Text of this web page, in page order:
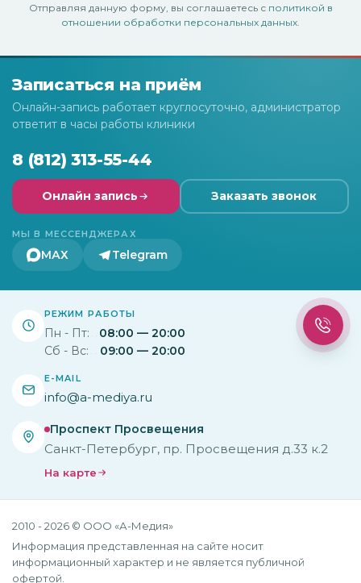
Отправляя данную форму, вы соглашаетесь с политикой в
отношении обработки персональных данных
Записаться на приём
Онлайн-запись работает круглосуточно, администратор
ответит в часы работы клиники
8 (812) 313-55-44
Онлайн запись Заказать звонок
МЫ В МЕССЕНДЖЕРАХ
МАХ Telegram
РЕЖИМ РАБОТЫ
Пн - Пт:
08:00 — 20:00
Сб - Вс:
09:00 — 20:00
E-MAIL
info@a-mediya.ru
Проспект Просвещения
Санкт-Петербург, пр. Просвещения д.33 к.2
На карте
2010 - 2026 © ООО «А-Медия»
Информация представленная на сайте носит
информационный характер и не является публичной
офертой.